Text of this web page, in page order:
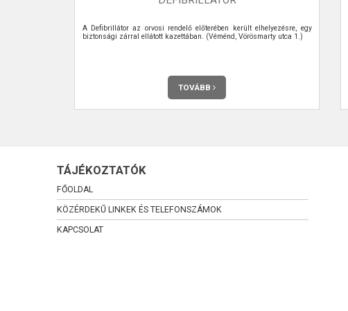
A Defibrillátor az orvosi rendelő előterében került elhelyezésre, egy
biztonsági zárral ellátott kazettában. (Véménd, Vörösmarty utca 1.)
TOVÁBB
TÁJÉKOZTATÓK
FŐOLDAL
KÖZÉRDEKŰ LINKEK ÉS TELEFONSZÁMOK
KAPCSOLAT